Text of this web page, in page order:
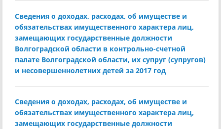
Сведения о доходах, расходах, об имуществе и
обязательствах имущественного характера лиц,
замещающих государственные должности
Волгоградской области в контрольно-счетной
палате Волгоградской области, их супруг (супругов)
и несовершеннолетних детей за 2017 год
Сведения о доходах, расходах, об имуществе и
обязательствах имущественного характера лиц,
замещающих государственные должности